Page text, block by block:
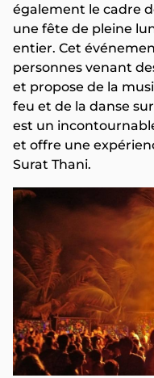
également le cadre
une fête de pleine
entier. Cet
personnes venant
et propose de la
feu et de la danse
est un
et offre une
Surat Thani.